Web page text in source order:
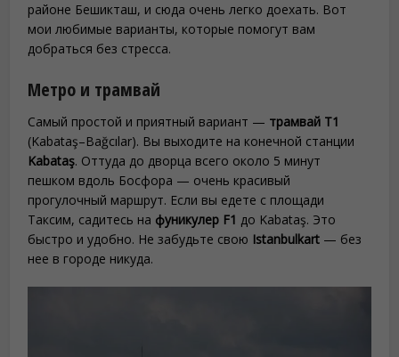
районе Бешикташ, и сюда очень легко доехать. Вот
мои любимые варианты, которые помогут вам
добраться без стресса.
Метро и трамвай
Самый простой и приятный вариант — трамвай T1
(Kabataş–Bağcılar). Вы выходите на конечной станции
Kabataş. Оттуда до дворца всего около 5 минут
пешком вдоль Босфора — очень красивый
прогулочный маршрут. Если вы едете с площади
Таксим, садитесь на фуникулер F1 до Kabataş. Это
быстро и удобно. Не забудьте свою Istanbulkart — без
нее в городе никуда.